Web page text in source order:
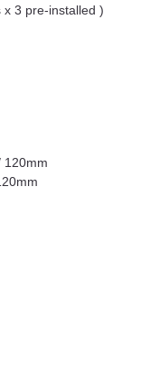
x 3 pre-installed )
120mm